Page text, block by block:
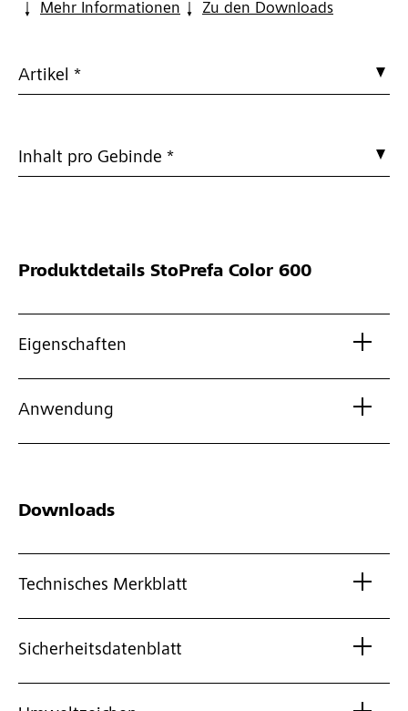
Mehr Informationen
Zu den Downloads
Artikel *
Inhalt pro Gebinde *
Produktdetails StoPrefa Color 600
Eigenschaften
Anwendung
Downloads
Technisches Merkblatt
Sicherheitsdatenblatt